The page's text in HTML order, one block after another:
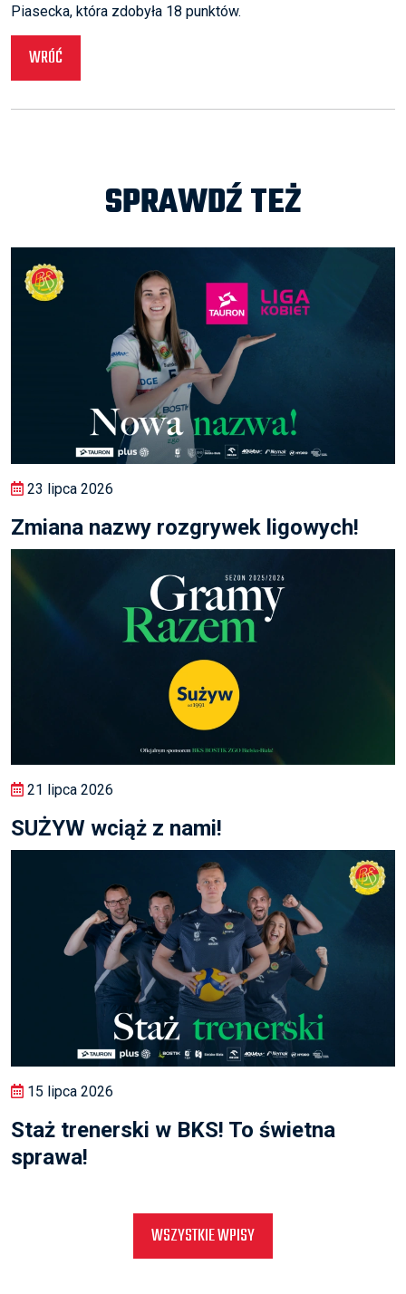
Piasecka, która zdobyła 18 punktów.
WRÓĆ
SPRAWDŹ TEŻ
23 lipca 2026
Zmiana nazwy rozgrywek ligowych!
21 lipca 2026
SUŻYW wciąż z nami!
15 lipca 2026
Staż trenerski w BKS! To świetna
sprawa!
WSZYSTKIE WPISY